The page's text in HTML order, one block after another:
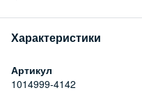
Характеристики
Артикул
1014999-4142